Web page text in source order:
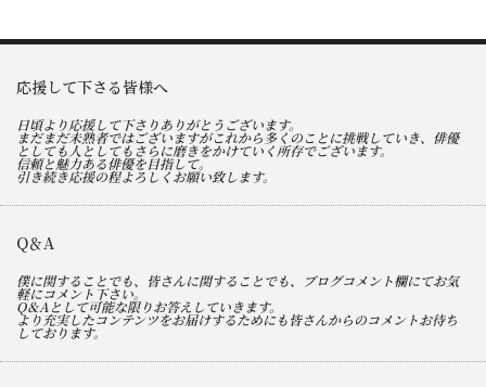
応援して下さる皆様へ
日頃より応援して下さりありがとうございます。
まだまだ未熟者ではございますがこれから多くのことに挑戦していき、俳優
としても人としてもさらに磨きをかけていく所存でございます。
信頼と魅力ある俳優を目指して。
引き続き応援の程よろしくお願い致します。
Q＆A
僕に関することでも、皆さんに関することでも、ブログコメント欄にてお気
軽にコメント下さい。
Q＆Aとして可能な限りお答えしていきます。
より充実したコンテンツをお届けするためにも皆さんからのコメントお待ち
しております。